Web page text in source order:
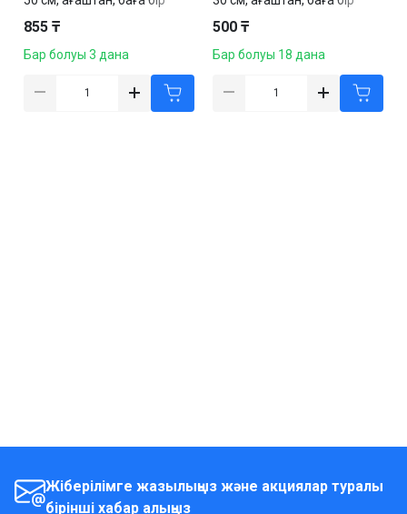
855 ₸
Бар болуы 3 дана
500 ₸
Бар болуы 18 дана
Жіберілімге жазылыңыз және акциялар туралы
бірінші хабар алыңыз